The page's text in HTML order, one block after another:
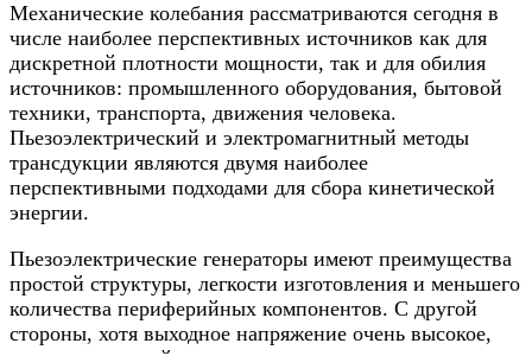
Механические колебания рассматриваются сегодня в
числе наиболее перспективных источников как для
дискретной плотности мощности, так и для обилия
источников: промышленного оборудования, бытовой
техники, транспорта, движения человека.
Пьезоэлектрический и электромагнитный методы
трансдукции являются двумя наиболее
перспективными подходами для сбора кинетической
энергии.
Пьезоэлектрические генераторы имеют преимущества
простой структуры, легкости изготовления и меньшего
количества периферийных компонентов. С другой
стороны, хотя выходное напряжение очень высокое,